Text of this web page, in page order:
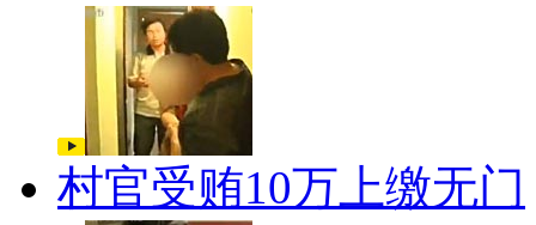
村官受贿10万上缴无门